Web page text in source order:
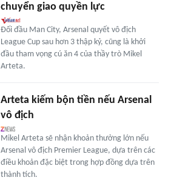
chuyển giao quyền lực
Đối đầu Man City, Arsenal quyết vô địch
League Cup sau hơn 3 thập kỷ, cũng là khởi
đầu tham vọng cú ăn 4 của thầy trò Mikel
Arteta.
Arteta kiếm bộn tiền nếu Arsenal
vô địch
Mikel Arteta sẽ nhận khoản thưởng lớn nếu
Arsenal vô địch Premier League, dựa trên các
điều khoản đặc biệt trong hợp đồng dựa trên
thành tích.